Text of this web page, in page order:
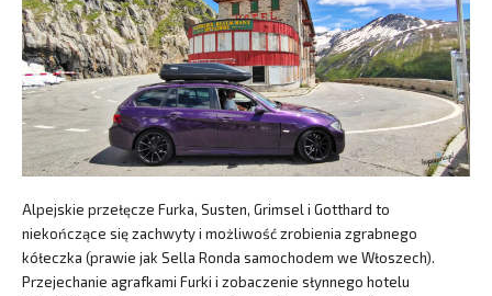
Alpejskie przełęcze Furka, Susten, Grimsel i Gotthard to
niekończące się zachwyty i możliwość zrobienia zgrabnego
kółeczka (prawie jak Sella Ronda samochodem we Włoszech).
Przejechanie agrafkami Furki i zobaczenie słynnego hotelu